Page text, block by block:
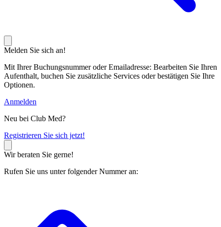
Melden Sie sich an!
Mit Ihrer Buchungsnummer oder Emailadresse: Bearbeiten Sie Ihren
Aufenthalt, buchen Sie zusätzliche Services oder bestätigen Sie Ihre
Optionen.
Anmelden
Neu bei Club Med?
Registrieren Sie sich jetzt!
Wir beraten Sie gerne!
Rufen Sie uns unter folgender Nummer an: